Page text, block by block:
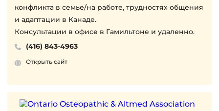
ПОНЯТЬ СЕБЯ
ЭТО ПРО САМООЦЕНКУ И ПРИНЯТИЕ СЕБЯ
Ни на что нет сил
Не хотите ничем заниматься
Я ПОМОГАЮ ВАМ ВЫЙТИ ИЗ КРИЗИЗА И
ЭТО ПРО ЭМОЦИОНАЛЬНОЕ ВЫГОРАНИЕ
ДЕТСКО-РОДИТЕЛЬСКИЕ ОТНОШЕНИЯ.
конфликта в семье/на работе, трудностях общения
и адаптации в Канаде.
Консультации в офисе в Гамильтоне и удаленно.
(416) 843-4963
Открыть сайт